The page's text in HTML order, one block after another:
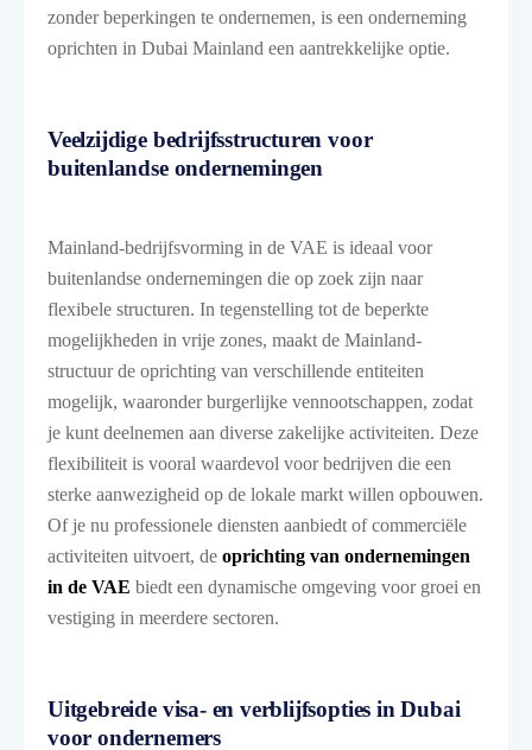
zonder beperkingen te ondernemen, is een onderneming
oprichten in Dubai Mainland een aantrekkelijke optie.
Veelzijdige bedrijfsstructuren voor
buitenlandse ondernemingen
Mainland-bedrijfsvorming in de VAE is ideaal voor
buitenlandse ondernemingen die op zoek zijn naar
flexibele structuren. In tegenstelling tot de beperkte
mogelijkheden in vrije zones, maakt de Mainland-
structuur de oprichting van verschillende entiteiten
mogelijk, waaronder burgerlijke vennootschappen, zodat
je kunt deelnemen aan diverse zakelijke activiteiten. Deze
flexibiliteit is vooral waardevol voor bedrijven die een
sterke aanwezigheid op de lokale markt willen opbouwen.
Of je nu professionele diensten aanbiedt of commerciële
activiteiten uitvoert, de oprichting van ondernemingen
in de VAE biedt een dynamische omgeving voor groei en
vestiging in meerdere sectoren.
Uitgebreide visa- en verblijfsopties in Dubai
voor ondernemers